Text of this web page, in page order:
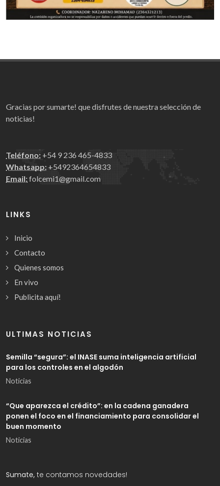
Gracias por sumarte! que disfrutes de nuestra selección de
noticias!
Teléfono: +54 9 236 465-4833
Whatsapp: +5492364654833
Email:folcemi1@gmail.com
LINKS
Inicio
Contacto
Quienes somos
En vivo
Publicita aquí!
ULTIMAS NOTICIAS
Semilla “segura”: el INASE suma inteligencia artificial
para los controles en el algodón
Noticias
“Que aparezca el crédito”: en la cadena ganadera
ponen el foco en el financiamiento para consolidar el
buen momento
Noticias
Sumate, te contamos novedades!